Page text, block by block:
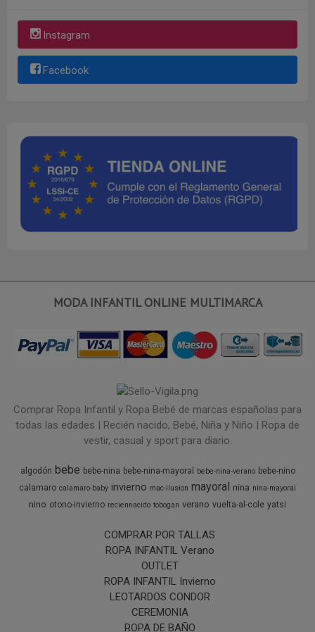
Instagram
Facebook
MODA INFANTIL ONLINE MULTIMARCA
Comprar Ropa Infantil y Ropa Bebé de marcas españolas para
todas las edades | Recién nacido, Bebé, Niña y Niño | Ropa de
vestir, casual y sport para diario.
algodón bebe bebe-nina bebe-nina-mayoral bebe-nina-verano bebe-nino
calamaro calamaro-baby invierno mac-ilusion mayoral nina nina-mayoral
nino otono-invierno reciennacido tobogan verano vuelta-al-cole yatsi
COMPRAR POR TALLAS
ROPA INFANTIL Verano
OUTLET
ROPA INFANTIL Invierno
LEOTARDOS CONDOR
CEREMONIA
ROPA DE BAÑO